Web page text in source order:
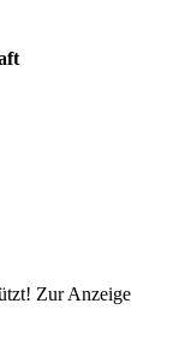
Zur Anzeige